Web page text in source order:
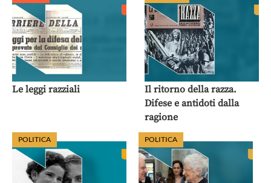
Le leggi razziali
Il ritorno della razza.
Difese e antidoti dalla
ragione
POLITICA POLITICA